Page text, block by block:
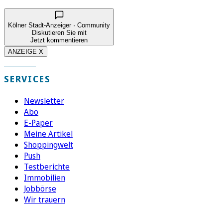
Kölner Stadt-Anzeiger · Community
Diskutieren Sie mit
Jetzt kommentieren
ANZEIGE X
SERVICES
Newsletter
Abo
E-Paper
Meine Artikel
Shoppingwelt
Push
Testberichte
Immobilien
Jobbörse
Wir trauern